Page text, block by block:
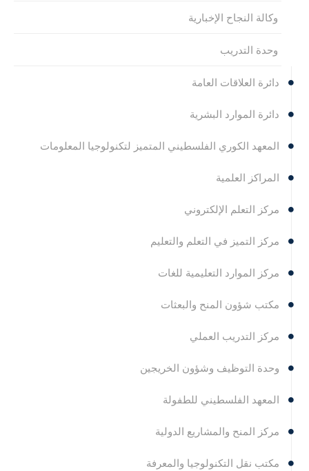
وكالة النجاح الإخبارية
وحدة التدريب
دائرة العلاقات العامة
دائرة الموارد البشرية
المعهد الكوري الفلسطيني المتميز لتكنولوجيا المعلومات
المراكز العلمية
مركز التعلم الإلكتروني
مركز التميز في التعلم والتعليم
مركز الموارد التعليمية للغات
مكتب شؤون المنح والبعثات
مركز التدريب العملي
وحدة التوظيف وشؤون الخريجين
المعهد الفلسطيني للطفولة
مركز المنح والمشاريع الدولية
مكتب نقل التكنولوجيا والمعرفة